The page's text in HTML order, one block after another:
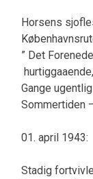
Horsens
” Det
Gange
Sommertiden
01. april 1943:
Stadig